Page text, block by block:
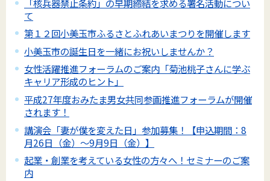
「核兵器禁止条約」の早期締結を求める署名活動につい
て
第１２回小美玉市ふるさとふれあいまつりを開催します
小美玉市の誕生日を一緒にお祝いしませんか？
女性活躍推進フォーラムのご案内「菊池桃子さんに学ぶ
キャリア形成のヒント」
平成27年度おみたま男女共同参画推進フォーラムが開催
されます！
講演会「妻が僕を変えた日」参加募集！【申込期間：8
月26日（金）～9月9日（金）】
起業・創業を考えている女性の方々へ！セミナーのご案
内